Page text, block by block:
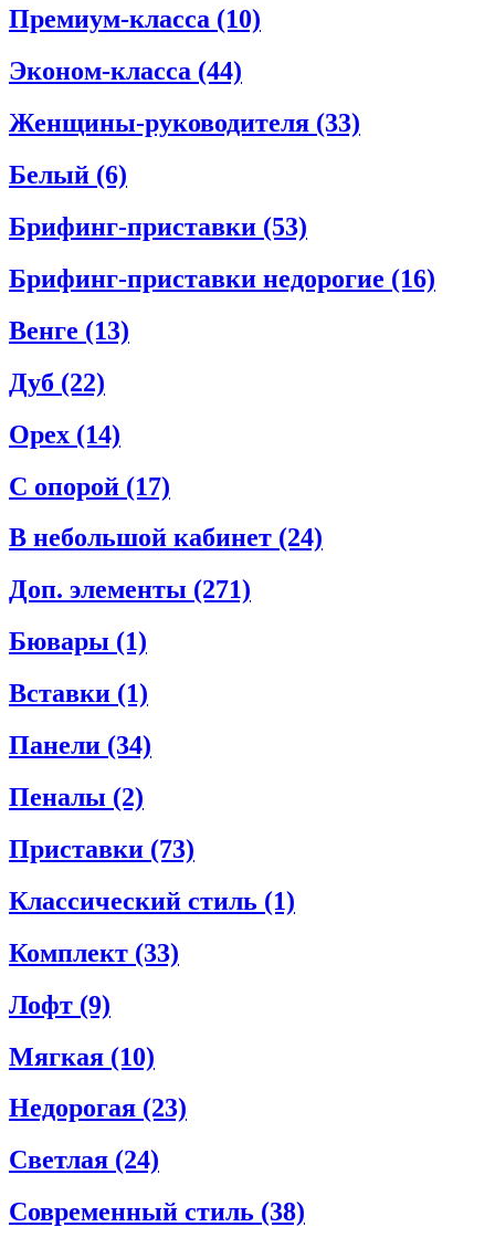
Премиум-класса (10)
Эконом-класса (44)
Женщины-руководителя (33)
Белый (6)
Брифинг-приставки (53)
Брифинг-приставки недорогие (16)
Венге (13)
Дуб (22)
Орех (14)
С опорой (17)
В небольшой кабинет (24)
Доп. элементы (271)
Бювары (1)
Вставки (1)
Панели (34)
Пеналы (2)
Приставки (73)
Классический стиль (1)
Комплект (33)
Лофт (9)
Мягкая (10)
Недорогая (23)
Светлая (24)
Современный стиль (38)